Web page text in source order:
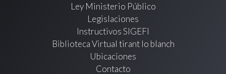
Ley Ministerio Público
Legislaciones
Instructivos SIGEFI
Biblioteca Virtual tirant lo blanch
Ubicaciones
Contacto